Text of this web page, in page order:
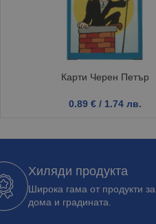
Карти Черен Петър
0.89 € / 1.74 лв.
Хиляди продукта
Широка гама от продукти за
дома и градината.